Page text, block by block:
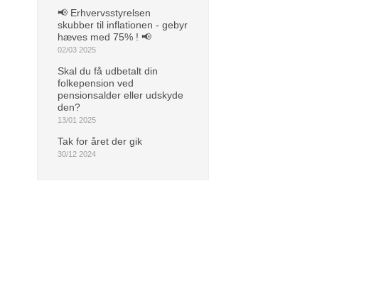
📢 Erhvervsstyrelsen
skubber til inflationen - gebyr
hæves med 75% ! 📢
02/03 2025
Skal du få udbetalt din
folkepension ved
pensionsalder eller udskyde
den?
13/01 2025
Tak for året der gik
30/12 2024